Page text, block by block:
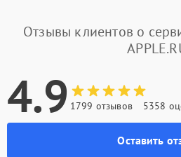
Отзывы клиентов о
4.9 1799 отзывов 5358
Оставить